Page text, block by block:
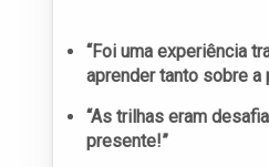
“Foi uma experiência
aprender tanto sobre a
“As trilhas eram
presente!”